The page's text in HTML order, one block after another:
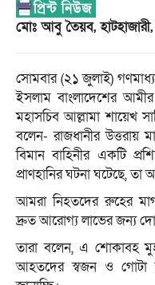
মোঃ আবু তৈয়ব, হাটহাজারী,
সোমবার (২১ জুলাই)
ইসলাম বাংলাদেশের
মহাসচিব আল্লামা শায়েখ
বলেন- রাজধানীর উত্তরায়
বিমান বাহিনীর একটি
প্রাণহানির ঘটনা ঘটেছে,
আমরা নিহতদের রুহের
দ্রুত আরোগ্য লাভের জন্য
তারা বলেন, এ শোকাবহ
আহতদের স্বজন ও গোটা